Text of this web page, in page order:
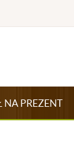
NA PREZENT